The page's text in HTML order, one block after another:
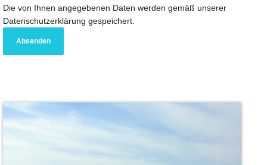
Die von Ihnen angegebenen Daten werden gemäß unserer
Datenschutzerklärung gespeichert.